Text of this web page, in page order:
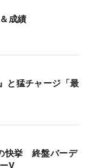
成績
と猛チャージ「最
快挙 終盤バーデ
V